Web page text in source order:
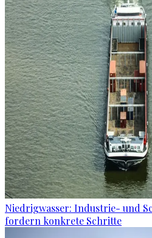
Niedrigwasser: Industrie- und
fordern konkrete Schritte